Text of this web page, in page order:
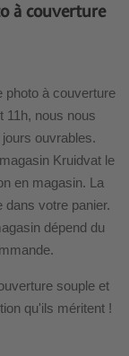
à couverture
photo à couverture
11h, nous nous
ouvrables.
Kruidvat le
en magasin. La
dans votre panier.
dépend du
souple et
qu'ils méritent !